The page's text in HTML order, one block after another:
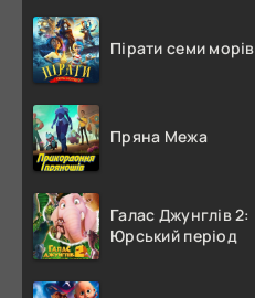
Пірати семи морів
Пряна Межа
Галас Джунглів 2:
Юрський період